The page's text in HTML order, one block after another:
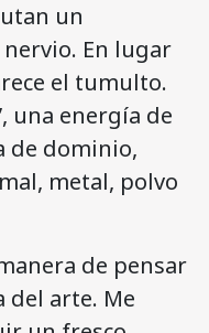
un
En lugar
el tumulto.
una energía de
de dominio,
metal, polvo
de pensar
del arte. Me